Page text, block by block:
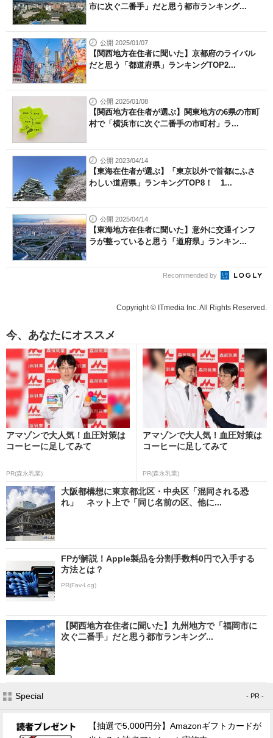
市に次ぐ二番手」だと思う都市ランキング...
公開 2025/01/07
【関西地方在住者に聞いた】京都府のライバル
だと思う「都道府県」ランキングTOP2...
公開 2025/01/08
【関西地方在住者が選ぶ】関東地方の6県の市町
村で「横浜市に次ぐ二番手の市町村」ラ...
公開 2023/04/14
【東海在住者が選ぶ】「東京以外で首都にふさ
わしい道府県」ランキングTOP8！ 1...
公開 2025/04/14
【東海地方在住者に聞いた】意外に交通インフ
ラが整っていると思う「道府県」ランキン...
Recommended by
Copyright © ITmedia Inc. All Rights Reserved.
今、あなたにオススメ
アマゾンで大人気！血圧対策は
コーヒーに足してみて
PR(森永乳業)
アマゾンで大人気！血圧対策は
コーヒーに足してみて
PR(森永乳業)
大阪都構想に東京都北区・中央区「混同される恐
れ」 ネット上で「同じ名前の区、他に...
FPが解説！Apple製品を分割手数料0円で入手する
方法とは？
PR(Fav-Log)
【関西地方在住者に聞いた】九州地方で「福岡市に
次ぐ二番手」だと思う都市ランキング...
Special - PR -
【抽選で5,000円分】Amazonギフトカードが